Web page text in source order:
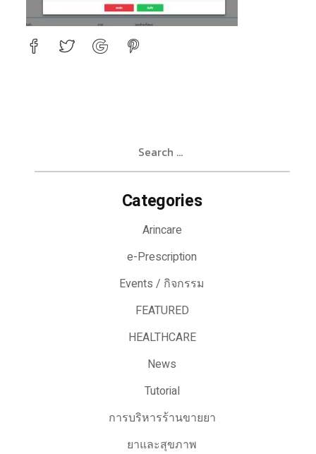
Categories
Arincare
e-Prescription
Events / กิจกรรม
FEATURED
HEALTHCARE
News
Tutorial
การบริหารร้านขายยา
ยาและสุขภาพ